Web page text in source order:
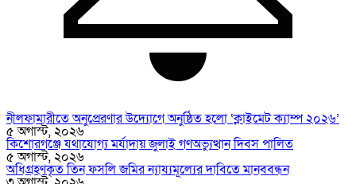
নীলফামারীতে অনুপ্রেরণার উদ্যোগে অনুষ্ঠিত হলো ‘ক্লাইমেট ক্যাম্প ২০২৬’
৫ অগাস্ট, ২০২৬
কিশোরগঞ্জে যথাযোগ্য মর্যাদায় জুলাই গণঅভ্যুত্থান দিবস পালিত
৫ অগাস্ট, ২০২৬
অধিগ্রহণকৃত তিন ফসলি জমির ন্যায্যমূল্যের দাবিতে মানববন্ধন